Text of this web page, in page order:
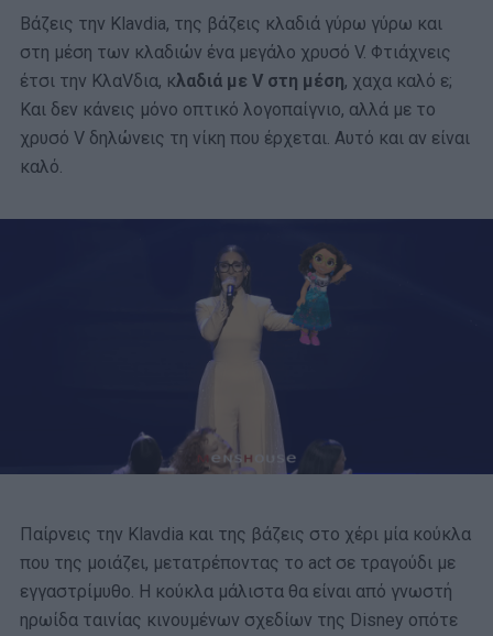
Βάζεις την Klavdia, της βάζεις κλαδιά γύρω γύρω και
στη μέση των κλαδιών ένα μεγάλο χρυσό V. Φτιάχνεις
έτσι την KλαVδια, κλαδιά με V στη μέση, χαχα καλό ε;
Και δεν κάνεις μόνο οπτικό λογοπαίγνιο, αλλά με το
χρυσό V δηλώνεις τη νίκη που έρχεται. Αυτό και αν είναι
καλό.
Παίρνεις την Klavdia και της βάζεις στο χέρι μία κούκλα
που της μοιάζει, μετατρέποντας το act σε τραγούδι με
εγγαστρίμυθο. Η κούκλα μάλιστα θα είναι από γνωστή
ηρωίδα ταινίας κινουμένων σχεδίων της Disney οπότε